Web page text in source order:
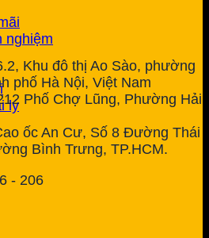
nghiệm
lý
Khu đô thị Ao Sào, phường
phố Hà Nội, Việt Nam
Phố Chợ Lũng, Phường Hải
ốc An Cư, Số 8 Đường Thái
Bình Trưng, TP.HCM.
- 206